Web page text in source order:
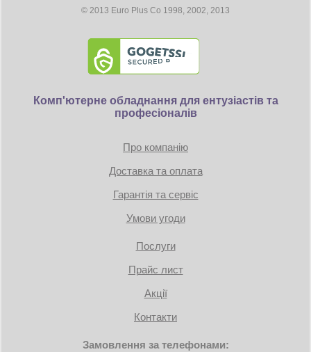
© 2013 Euro Plus Co 1998, 2002, 2013
Комп'ютерне обладнання для ентузіастів та
професіоналів
Про компанію
Доставка та оплата
Гарантія та сервіс
Умови угоди
Послуги
Прайс лист
Акції
Контакти
Замовлення за телефонами: